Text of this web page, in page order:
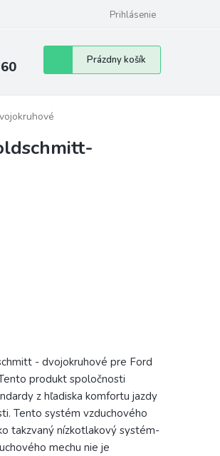
Prihlásenie
Nákupný
košík
Prázdny košík
- dvojokruhové pre Ford
produkt spoločnosti
z hľadiska komfortu jazdy
Tento systém vzduchového
takzvaný nízkotlakový systém-
mechu nie je